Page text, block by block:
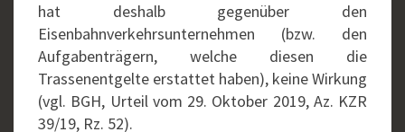
hat deshalb gegenüber den
Eisenbahnverkehrsunternehmen (bzw. den
Aufgabenträgern, welche diesen die
Trassenentgelte erstattet haben), keine Wirkung
(vgl. BGH, Urteil vom 29. Oktober 2019, Az. KZR
39/19, Rz. 52).